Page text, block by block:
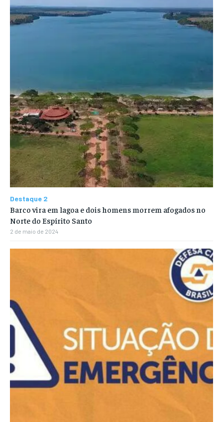
Destaque 2
Barco vira em lagoa e dois homens morrem afogados no
Norte do Espírito Santo
2 de maio de 2024